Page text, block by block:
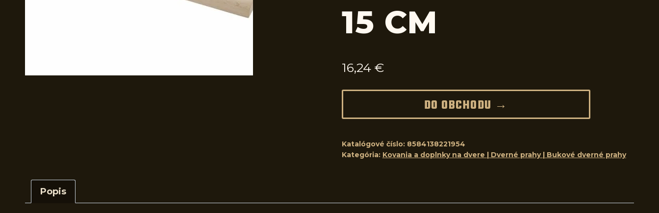
15 CM
16,24 €
DO OBCHODU →
Katalógové číslo: 8584138221954
Kategória: Kovania a doplnky na dvere | Dverné prahy | Bukové dverné prahy
Popis